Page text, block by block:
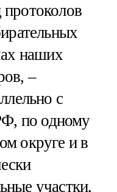
наших
–
с
по одному
округе и в
участки,